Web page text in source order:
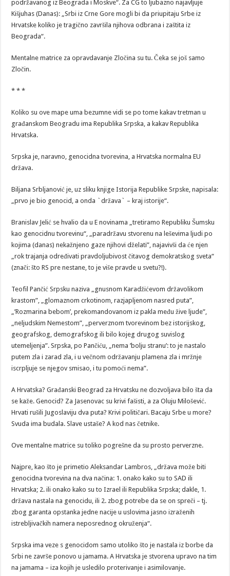
podržavanog iz Beograda i Moskve“. Za CG to ljubazno najavljuje
Kišjuhas (Danas): „Srbi iz Crne Gore mogli bi da priupitaju Srbe iz
Hrvatske koliko je tragično završila njihova odbrana i zaštita iz
Beograda“.
Mentalne matrice za opravdavanje Zločina su tu. Čeka se još samo
Zločin.
* * *
Koliko su ove mape uma bezumne vidi se po tome kakav tretman u
građanskom Beogradu ima Republika Srpska, a kakav Republika
Hrvatska.
Srpska je, naravno, genocidna tvorevina, a Hrvatska normalna EU
država.
Biljana Srbljanović je, uz sliku knjige Istorija Republike Srpske, napisala:
„prvo je bio genocid, a onda `država` – kraj istorije“.
Branislav Jelić se hvalio da u E novinama „tretiramo Republiku Šumsku
kao genocidnu tvorevinu“, „paradržavu stvorenu na leševima ljudi po
kojima (danas) nekažnjeno gaze njihovi dželati”, najavivši da će njen
„rok trajanja određivati pravdoljubivost čitavog demokratskog sveta“
(znači: što RS pre nestane, to je više pravde u svetu?!).
Teofil Pančić Srpsku naziva „gnusnom Karadžićevom državolikom
krastom”, „glomaznom crkotinom, razjapljenom nasred puta”,
„’Rozmarina bebom’, prekomandovanom iz pakla među žive ljude”,
„neljudskim Nemestom”, „perverznom tvorevinom bez istorijskog,
geografskog, demografskog ili bilo kojeg drugog suvislog
utemeljenja”. Srpska, po Pančiću, „nema ’bolju stranu’: to je nastalo
putem zla i zarad zla, i u večnom održavanju plamena zla i mržnje
iscrpljuje se njegov smisao, i tu pomoći nema”.
A Hrvatska? Građanski Beograd za Hrvatsku ne dozvoljava bilo šta da
se kaže. Genocid? Za Jasenovac su krivi fašisti, a za Oluju Milošević.
Hrvati rušili Jugoslaviju dva puta? Krivi političari. Bacaju Srbe u more?
Svuda ima budala. Slave ustaše? A kod nas četnike.
Ove mentalne matrice su toliko pogrešne da su prosto perverzne.
Najpre, kao što je primetio Aleksandar Lambros, „država može biti
genocidna tvorevina na dva načina: 1. onako kako su to SAD ili
Hrvatska; 2. ili onako kako su to Izrael ili Republika Srpska; dakle, 1.
država nastala na genocidu, ili 2. zbog potrebe da se on spreči – tj.
zbog garanta opstanka jedne nacije u uslovima jasno izraženih
istrebljivačkih namera neposrednog okruženja“.
Srpska ima veze s genocidom samo utoliko što je nastala iz borbe da
Srbi ne završe ponovo u jamama. A Hrvatska je stvorena upravo na tim
na jamama – iza kojih je usledilo proterivanje i asimilovanje.